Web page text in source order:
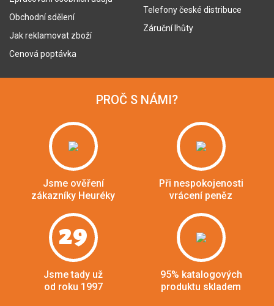
Obchodní sdělení
Jak reklamovat zboží
Cenová poptávka
Telefony české distribuce
Záruční lhůty
PROČ S NÁMI?
Jsme ověření
zákazníky Heuréky
Při nespokojenosti
vrácení peněz
29
Jsme tady už
od roku 1997
95% katalogových
produktu skladem